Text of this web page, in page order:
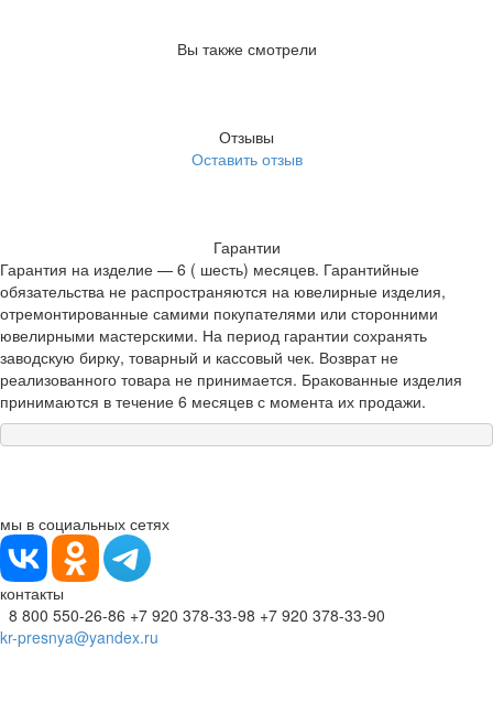
Вы также смотрели
Отзывы
Оставить отзыв
Гарантии
Гарантия на изделие — 6 ( шесть) месяцев. Гарантийные
обязательства не распространяются на ювелирные изделия,
отремонтированные самими покупателями или сторонними
ювелирными мастерскими. На период гарантии сохранять
заводскую бирку, товарный и кассовый чек. Возврат не
реализованного товара не принимается. Бракованные изделия
принимаются в течение 6 месяцев с момента их продажи.
мы в социальных сетях
контакты
8 800 550-26-86 +7 920 378-33-98 +7 920 378-33-90
kr-presnya@yandex.ru